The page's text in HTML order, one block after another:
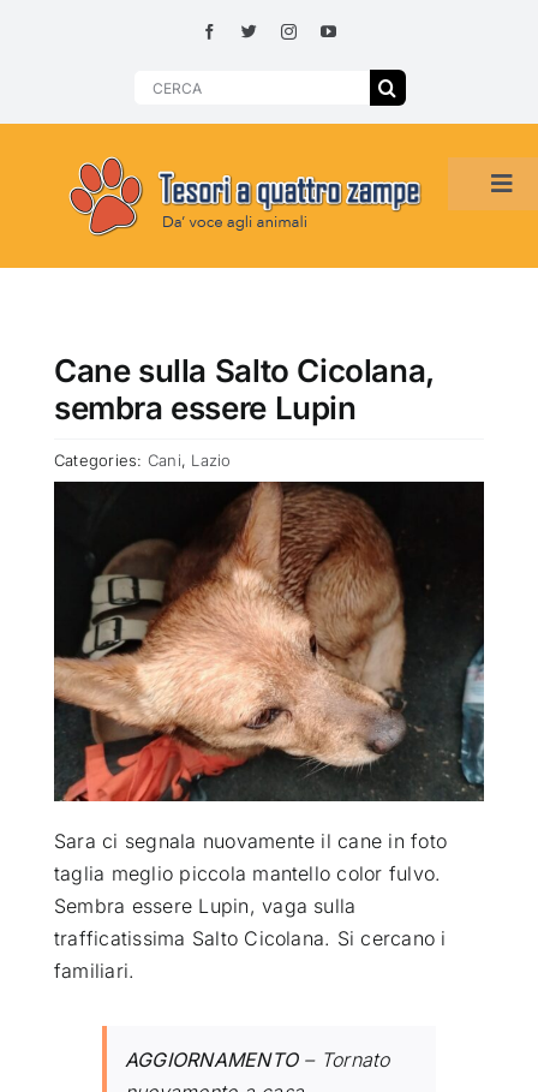
Search
HOME
ATTUALITÀ
VIDEO
CHI SIAMO
SEMPRE CON ME
Cane sulla Salto Cicolana,
sembra essere Lupin
Categories: Cani, Lazio
Sara ci segnala nuovamente il cane in foto
taglia meglio piccola mantello color fulvo.
Sembra essere Lupin, vaga sulla
trafficatissima Salto Cicolana. Si cercano i
familiari.
AGGIORNAMENTO– Tornato